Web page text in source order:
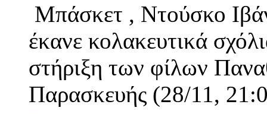
Μπάσκετ , Ντούσκο
έκανε κολακευτικά
στήριξη των φίλων
Παρασκευής (28/11,